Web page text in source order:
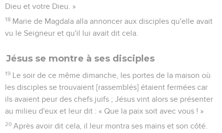
Dieu et votre Dieu. »
18 Marie de Magdala alla annoncer aux disciples qu'elle avait
vu le Seigneur et qu'il lui avait dit cela.
Jésus se montre à ses disciples
19 Le soir de ce même dimanche, les portes de la maison où
les disciples se trouvaient [rassemblés] étaient fermées car
ils avaient peur des chefs juifs ; Jésus vint alors se présenter
au milieu d'eux et leur dit : « Que la paix soit avec vous ! »
20 Après avoir dit cela, il leur montra ses mains et son côté.